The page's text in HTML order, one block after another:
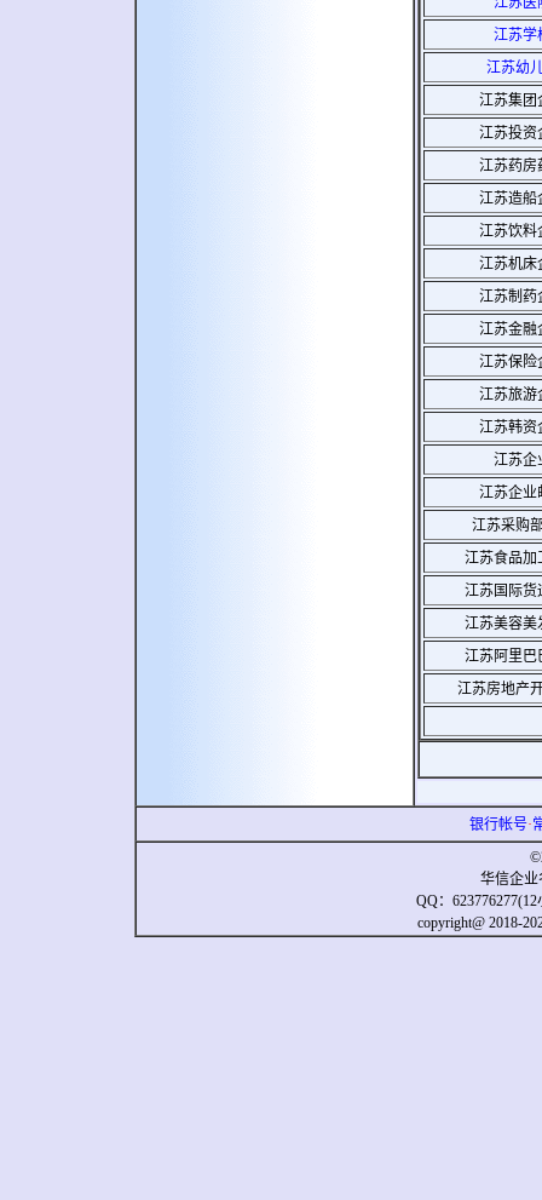
江苏学
江苏幼
江苏集团
江苏投资
江苏药房
江苏造船
江苏饮料
江苏机床
江苏制药
江苏金融
江苏保险
江苏旅游
江苏韩资
江苏企
江苏企业
江苏采购
江苏食品加
江苏国际货
江苏美容美
江苏阿里巴
江苏房地产
银行帐号·
华信企业
QQ：
copyright@ 2018-